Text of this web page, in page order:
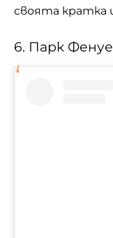
своята кратка
6. Парк